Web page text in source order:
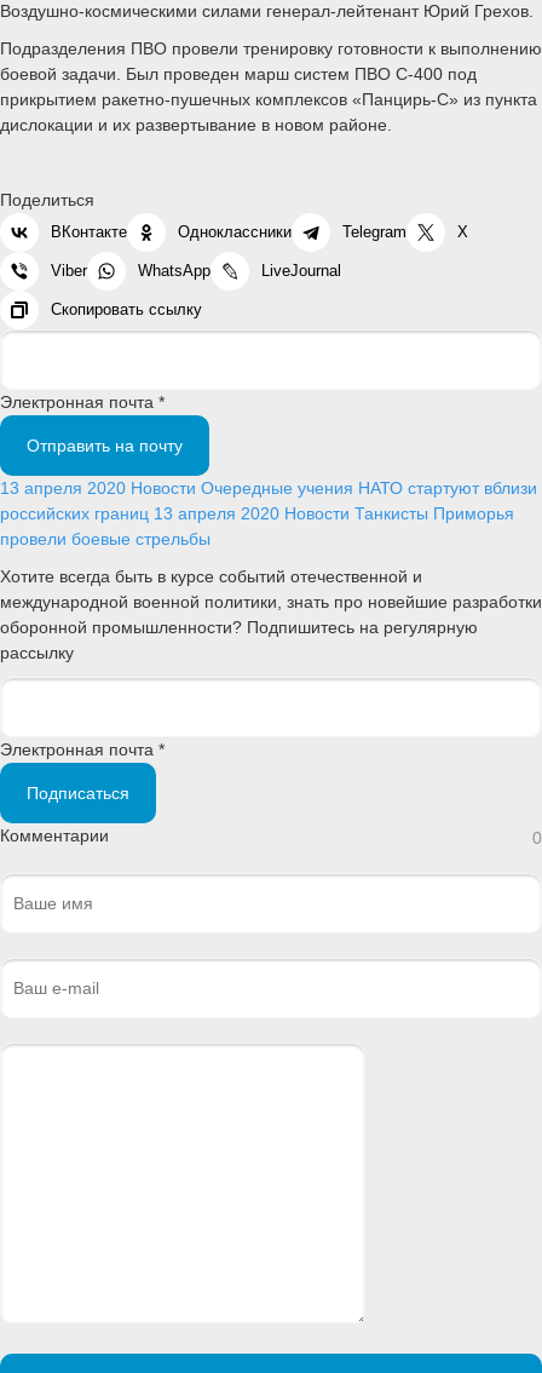
Воздушно-космическими силами генерал-лейтенант Юрий Грехов.
Подразделения ПВО провели тренировку готовности к выполнению
боевой задачи. Был проведен марш систем ПВО С-400 под
прикрытием ракетно-пушечных комплексов «Панцирь-С» из пункта
дислокации и их развертывание в новом районе.
Поделиться
ВКонтакте Одноклассники Telegram X
Viber WhatsApp LiveJournal
Скопировать ссылку
Электронная почта *
Отправить на почту
13 апреля 2020 Новости Очередные учения НАТО стартуют вблизи
российских границ 13 апреля 2020 Новости Танкисты Приморья
провели боевые стрельбы
Хотите всегда быть в курсе событий отечественной и
международной военной политики, знать про новейшие разработки
оборонной промышленности? Подпишитесь на регулярную
рассылку
Электронная почта *
Подписаться
Комментарии 0